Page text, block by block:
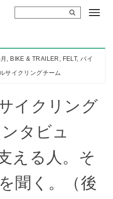
, BIKE & TRAILER , FELT,バイ
サイクリングチーム
イクリング
タビュ
える人。そ
聞く。（後